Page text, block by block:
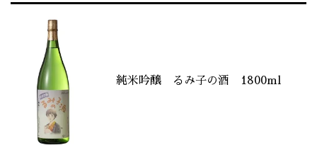
純米吟醸 るみ子の酒 1800ml